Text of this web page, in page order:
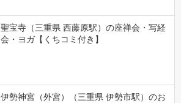
聖宝寺（三重県 西藤原駅）の座禅会・写経
会・ヨガ【くちコミ付き】
伊勢神宮（外宮）（三重県 伊勢市駅）のお